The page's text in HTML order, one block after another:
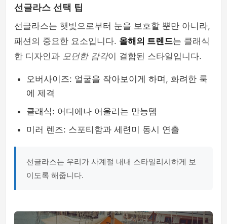
선글라스 선택 팁
선글라스는 햇빛으로부터 눈을 보호할 뿐만 아니라,
패션의 중요한 요소입니다. 올해의 트렌드는 클래식
한 디자인과 모던한 감각이 결합된 스타일입니다.
오버사이즈: 얼굴을 작아보이게 하며, 화려한 룩
에 제격
클래식: 어디에나 어울리는 만능템
미러 렌즈: 스포티함과 세련미 동시 연출
선글라스는 우리가 사계절 내내 스타일리시하게 보
이도록 해줍니다.